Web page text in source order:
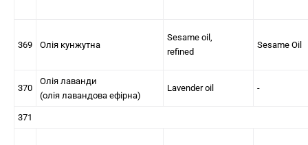
369 Олія кунжутна
Sesame oil,
refined
Sesame Oil
370
Олія лаванди
(олія лавандова ефірна)
Lavender oil -
371